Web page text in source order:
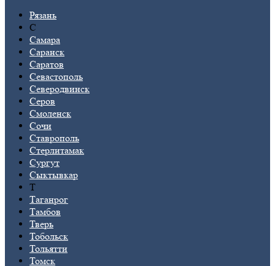
Рязань
С
Самара
Саранск
Саратов
Севастополь
Северодвинск
Серов
Смоленск
Сочи
Ставрополь
Стерлитамак
Сургут
Сыктывкар
Т
Таганрог
Тамбов
Тверь
Тобольск
Тольятти
Томск